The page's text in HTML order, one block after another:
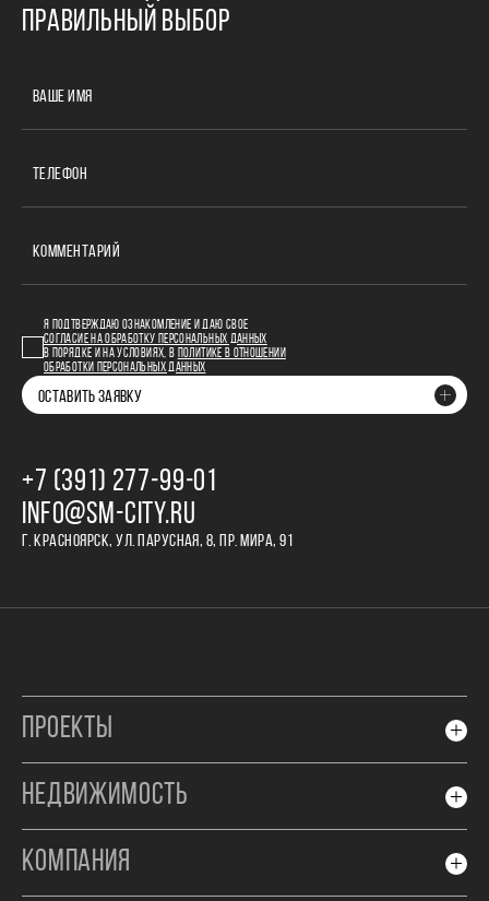
ПРАВИЛЬНЫЙ ВЫБОР
ВАШЕ ИМЯ
ТЕЛЕФОН
КОММЕНТАРИЙ
Я ПОДТВЕРЖДАЮ ОЗНАКОМЛЕНИЕ И ДАЮ СВОЕ
СОГЛАСИЕ НА ОБРАБОТКУ ПЕРСОНАЛЬНЫХ ДАННЫХ
В ПОРЯДКЕ И НА УСЛОВИЯХ, В
ПОЛИТИКЕ В ОТНОШЕНИИ
ОБРАБОТКИ ПЕРСОНАЛЬНЫХ ДАННЫХ
ОСТАВИТЬ ЗАЯВКУ
+7 (391) 277‒99‒01
INFO@SM-CITY.RU
Г. КРАСНОЯРСК, УЛ. ПАРУСНАЯ, 8, ПР. МИРА, 91
ПРОЕКТЫ
НЕДВИЖИМОСТЬ
КОМПАНИЯ